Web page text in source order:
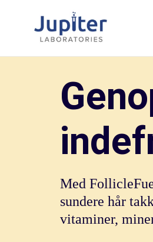
Med
sundere hår
vitaminer,